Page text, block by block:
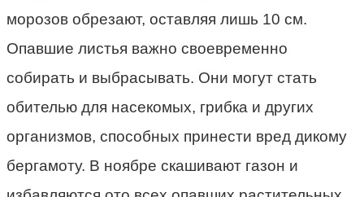
морозов обрезают, оставляя лишь 10 см.
Опавшие листья важно своевременно
собирать и выбрасывать. Они могут стать
обителью для насекомых, грибка и других
организмов, способных принести вред дикому
бергамоту. В ноябре скашивают газон и